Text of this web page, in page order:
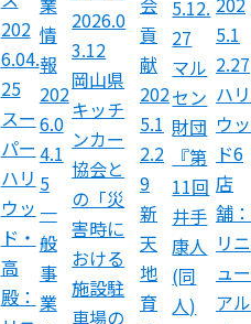
202
6.04.
25
スー
パー
ハリ
ウッ
ド・
高
殿：
情
報
202
6.0
4.1
5
一
般
事
業
2026.0
3.12
岡山県
キッチ
ンカー
協会と
の「災
害時に
おける
施設駐
車場の
貢
献
202
5.1
2.2
9
新
天
地
育
5.12.
27
マル
セン
財団
『第
11回
井手
康人
(同
人)
5.1
2.27
ハリ
ウッ
ド6
店
舗：
リニ
ュー
アル